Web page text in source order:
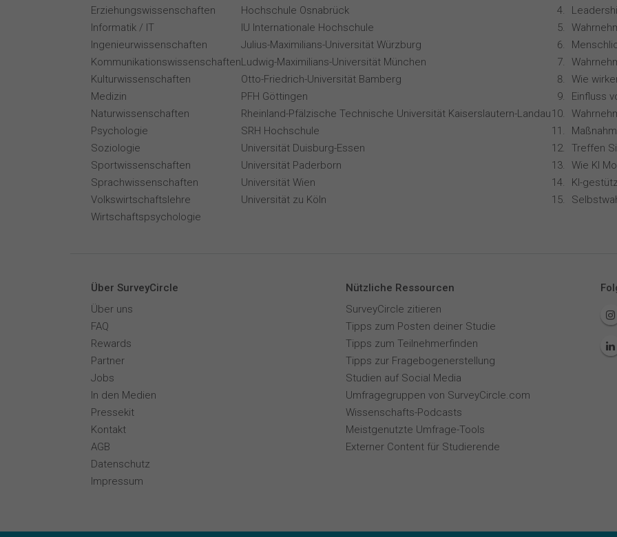
Erziehungswissenschaften
Informatik / IT
Ingenieurwissenschaften
Kommunikationswissenschaften
Kulturwissenschaften
Medizin
Naturwissenschaften
Psychologie
Soziologie
Sportwissenschaften
Sprachwissenschaften
Volkswirtschaftslehre
Wirtschaftspsychologie
Hochschule Osnabrück
IU Internationale Hochschule
Julius-Maximilians-Universität Würzburg
Ludwig-Maximilians-Universität München
Otto-Friedrich-Universität Bamberg
PFH Göttingen
Rheinland-Pfälzische Technische Universität Kaiserslautern-Landau
SRH Hochschule
Universität Duisburg-Essen
Universität Paderborn
Universität Wien
Universität zu Köln
Treffen
Über SurveyCircle
Über uns
FAQ
Rewards
Partner
Jobs
In den Medien
Pressekit
Kontakt
AGB
Datenschutz
Impressum
Nützliche Ressourcen
SurveyCircle zitieren
Tipps zum Posten deiner Studie
Tipps zum Teilnehmerfinden
Tipps zur Fragebogenerstellung
Studien auf Social Media
Umfragegruppen von SurveyCircle.com
Wissenschafts-Podcasts
Meistgenutzte Umfrage-Tools
Externer Content für Studierende